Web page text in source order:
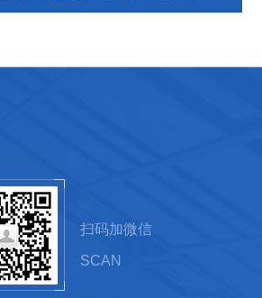
扫码加微信
SCAN